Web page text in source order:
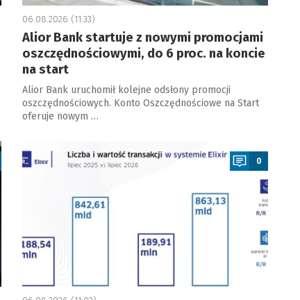
06.08.2026 (11:33)
Alior Bank startuje z nowymi promocjami
oszczędnościowymi, do 6 proc. na koncie
na start
Alior Bank uruchomił kolejne odsłony promocji
oszczędnościowych. Konto Oszczędnościowe na Start
oferuje nowym …
0